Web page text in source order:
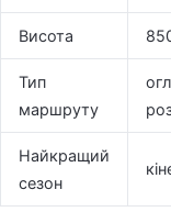
Висота
Тип
маршруту
Найкращий
сезон